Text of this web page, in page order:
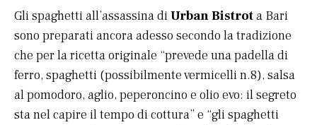
Gli spaghetti all’assassina diUrban Bistrota Bari
sono preparati ancora adesso secondo la tradizione
che per la ricetta originale “prevede una padella di
ferro, spaghetti (possibilmente vermicelli n.8), salsa
al pomodoro, aglio, peperoncino e olio evo: il segreto
sta nel capire il tempo di cottura” e “gli spaghetti